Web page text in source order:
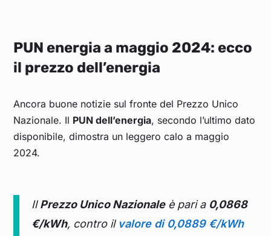
PUN energia a maggio 2024: ecco
il prezzo dell’energia
Ancora buone notizie sul fronte del Prezzo Unico
Nazionale. Il PUN dell’energia, secondo l’ultimo dato
disponibile, dimostra un leggero calo a maggio
2024.
IlPrezzo Unico Nazionaleè pari a 0,0868
€/kWh, contro il valore di 0,0889 €/kWh